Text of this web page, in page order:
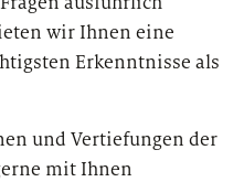
wir Ihnen eine
Erkenntnisse als
und Vertiefungen der
mit Ihnen